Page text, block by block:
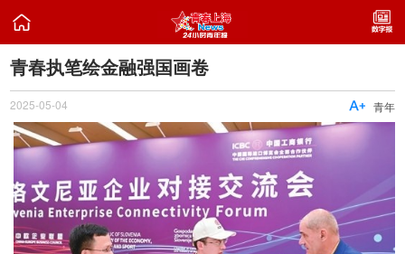

青春执笔绘金融强国画卷
2025-05-04 青年
